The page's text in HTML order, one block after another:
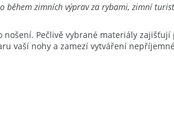
zimních výprav za rybami, zimní
Pečlivě vybrané materiály
vaší nohy a zamezí vytváření